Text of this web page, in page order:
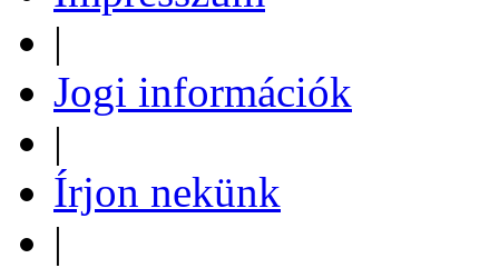
|
Jogi információk
|
Írjon nekünk
|